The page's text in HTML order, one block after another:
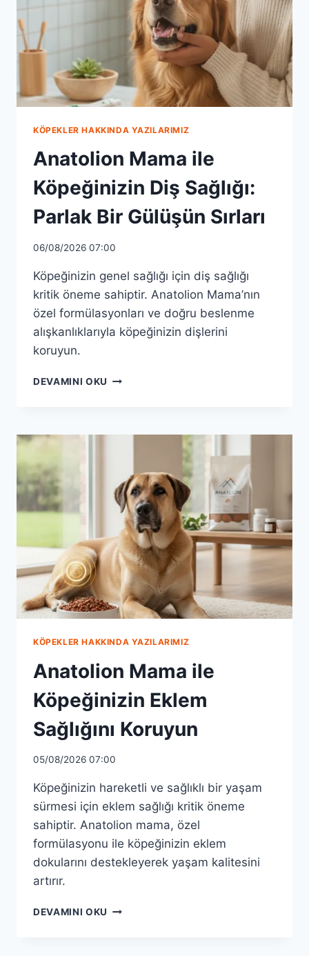
KÖPEKLER HAKKINDA YAZILARIMIZ
Anatolion Mama ile
Köpeğinizin Diş Sağlığı:
Parlak Bir Gülüşün Sırları
06/08/2026 07:00
Köpeğinizin genel sağlığı için diş sağlığı
kritik öneme sahiptir. Anatolion Mama’nın
özel formülasyonları ve doğru beslenme
alışkanlıklarıyla köpeğinizin dişlerini
koruyun.
DEVAMINI OKU ANATOLION
DIŞ
BIR
GÜLÜŞÜN
SIRLARI
KÖPEKLER HAKKINDA YAZILARIMIZ
Anatolion Mama ile
Köpeğinizin Eklem
Sağlığını Koruyun
05/08/2026 07:00
Köpeğinizin hareketli ve sağlıklı bir yaşam
sürmesi için eklem sağlığı kritik öneme
sahiptir. Anatolion mama, özel
formülasyonu ile köpeğinizin eklem
dokularını destekleyerek yaşam kalitesini
artırır.
DEVAMINI OKU ANATOLION